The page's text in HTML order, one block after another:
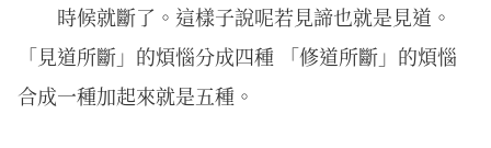
時候就斷了。這樣子說呢若見諦也就是見道。
「見道所斷」的煩惱分成四種 「修道所斷」的煩惱
合成一種加起來就是五種。